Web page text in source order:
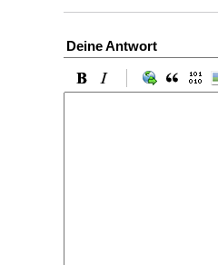
Deine Antwort